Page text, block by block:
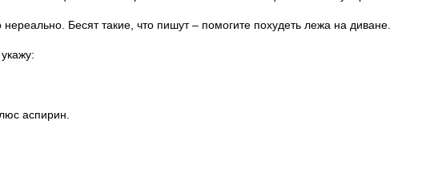
нереально. Бесят такие, что пишут – помогите похудеть лежа на диване.
аспирин.